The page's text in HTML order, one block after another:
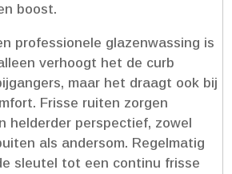
boost.​
professionele glazenwassing is
verhoogt het de curb
maar het draagt ook bij
Frisse ruiten zorgen
helderder perspectief, zowel
als andersom.​ Regelmatig
sleutel tot een continu frisse